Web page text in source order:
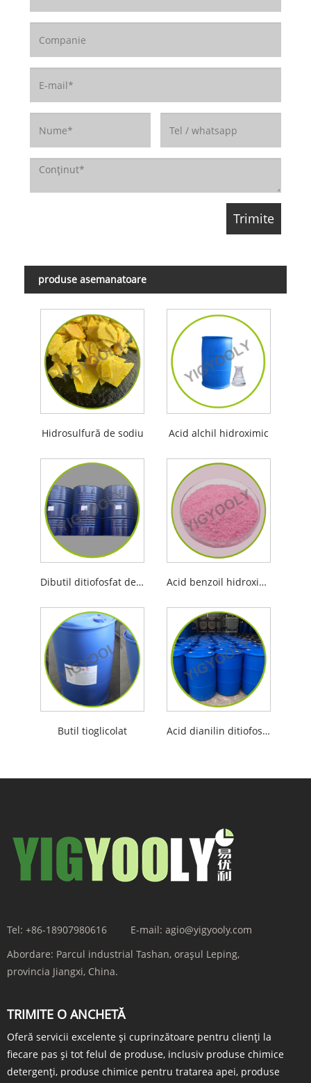
produse asemanatoare
Hidrosulfură de sodiu Acid alchil hidroximic
Dibutil ditiofosfat de amoniu Acid benzoil hidroximic
Butil tioglicolat Acid dianilin ditiofosforic
Tel: +86-18907980616 E-mail: agio@yigyooly.com
Abordare: Parcul industrial Tashan, orașul Leping,
provincia Jiangxi, China.
TRIMITE O ANCHETĂ
Oferă servicii excelente și cuprinzătoare pentru clienți la
fiecare pas și tot felul de produse, inclusiv produse chimice
detergenți, produse chimice pentru tratarea apei, produse